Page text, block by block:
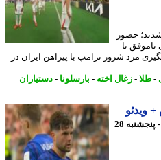
حضور
تا
شرور ترامپ با پیراهن ایران در
-زغال اخته -بارسلونا-دستیاران
52 روز پیش - پنجشنبه 28